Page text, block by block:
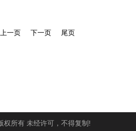
上一页 下一页 尾页
权所有 未经许可，不得复制!